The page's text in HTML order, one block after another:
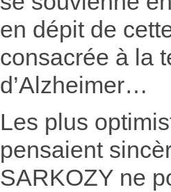
en dépit de
consacrée à la
d’Alzheimer…
Les plus
pensaient
SARKOZY ne